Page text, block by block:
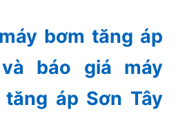
bơm tăng áp
báo giá máy
áp Sơn Tây